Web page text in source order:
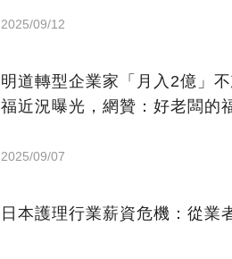
2025/09/12
明道轉型企業家「月入2億」
福近況曝光，網贊：好老闆的
2025/09/07
日本護理行業薪資危機：從業